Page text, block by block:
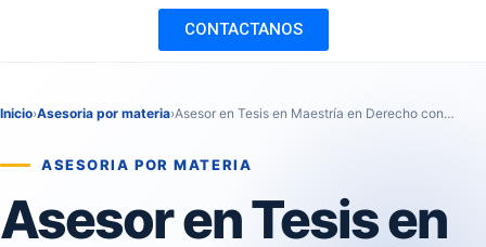
CONTACTANOS
Inicio›Asesoria por materia›Asesor en Tesis en Maestría en Derecho con…
ASESORIA POR MATERIA
Asesor en Tesis en